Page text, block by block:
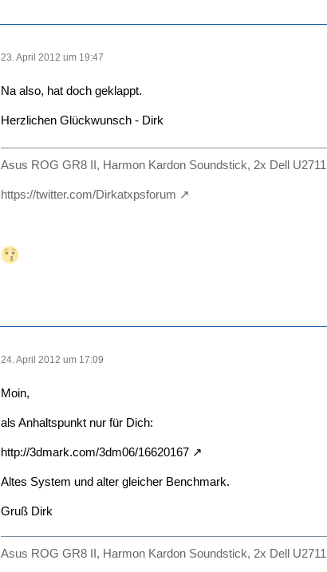
23. April 2012 um 19:47
Na also, hat doch geklappt.
Herzlichen Glückwunsch - Dirk
Asus ROG GR8 II, Harmon Kardon Soundstick, 2x Dell U2711
https://twitter.com/Dirkatxpsforum
24. April 2012 um 17:09
Moin,
als Anhaltspunkt nur für Dich:
http://3dmark.com/3dm06/16620167
Altes System und alter gleicher Benchmark.
Gruß Dirk
Asus ROG GR8 II, Harmon Kardon Soundstick, 2x Dell U2711